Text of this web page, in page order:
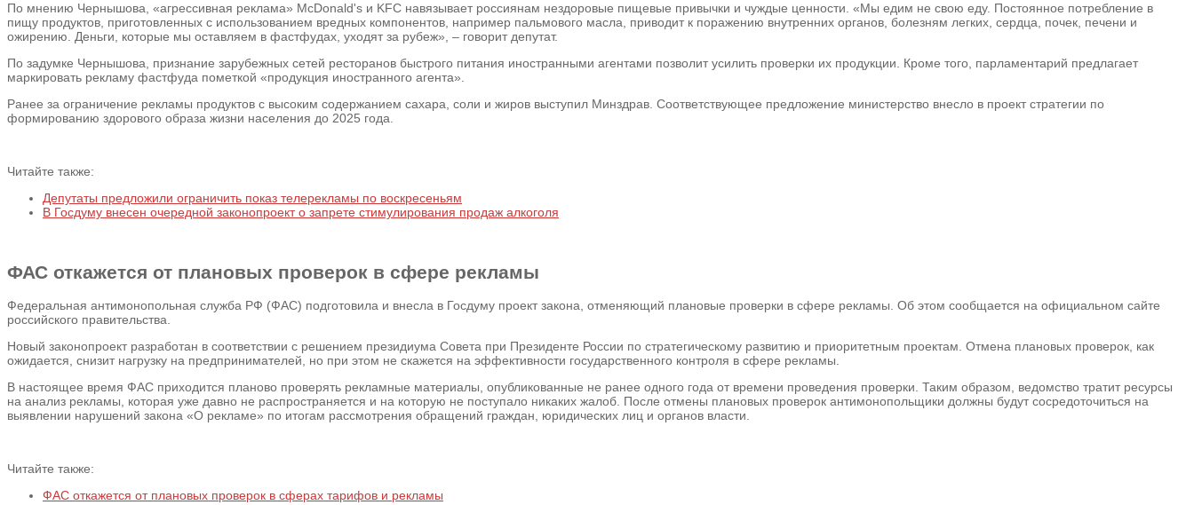
По мнению Чернышова, «агрессивная реклама» McDonald's и KFC навязывает россиянам нездоровые пищевые привычки и чуждые ценности. «Мы едим не свою еду. Постоянное потребление в
пищу продуктов, приготовленных с использованием вредных компонентов, например пальмового масла, приводит к поражению внутренних органов, болезням легких, сердца, почек, печени и
ожирению. Деньги, которые мы оставляем в фастфудах, уходят за рубеж», – говорит депутат.
По задумке Чернышова, признание зарубежных сетей ресторанов быстрого питания иностранными агентами позволит усилить проверки их продукции. Кроме того, парламентарий предлагает
маркировать рекламу фастфуда пометкой «продукция иностранного агента».
Ранее за ограничение рекламы продуктов с высоким содержанием сахара, соли и жиров выступил Минздрав. Соответствующее предложение министерство внесло в проект стратегии по
формированию здорового образа жизни населения до 2025 года.
Читайте также:
Депутаты предложили ограничить показ телерекламы по воскресеньям
В Госдуму внесен очередной законопроект о запрете стимулирования продаж алкоголя
ФАС откажется от плановых проверок в сфере рекламы
Федеральная антимонопольная служба РФ (ФАС) подготовила и внесла в Госдуму проект закона, отменяющий плановые проверки в сфере рекламы. Об этом сообщается на официальном сайте
российского правительства.
Новый законопроект разработан в соответствии с решением президиума Совета при Президенте России по стратегическому развитию и приоритетным проектам. Отмена плановых проверок, как
ожидается, снизит нагрузку на предпринимателей, но при этом не скажется на эффективности государственного контроля в сфере рекламы.
В настоящее время ФАС приходится планово проверять рекламные материалы, опубликованные не ранее одного года от времени проведения проверки. Таким образом, ведомство тратит ресурсы
на анализ рекламы, которая уже давно не распространяется и на которую не поступало никаких жалоб. После отмены плановых проверок антимонопольщики должны будут сосредоточиться на
выявлении нарушений закона «О рекламе» по итогам рассмотрения обращений граждан, юридических лиц и органов власти.
Читайте также:
ФАС откажется от плановых проверок в сферах тарифов и рекламы